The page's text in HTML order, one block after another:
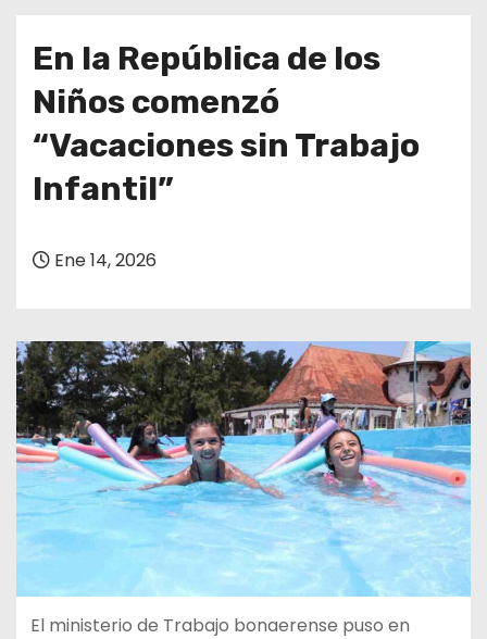
En la República de los
Niños comenzó
“Vacaciones sin Trabajo
Infantil”
Ene 14, 2026
El ministerio de Trabajo bonaerense puso en